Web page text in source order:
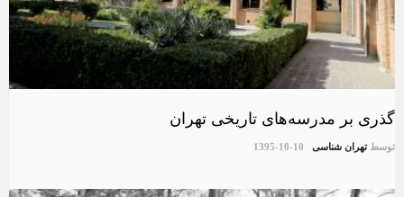
گذری بر مدرسه‌های تاریخی تهران
توسطتهران شناسی 1395-10-10